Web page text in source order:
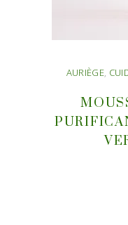
AURIÈGE,